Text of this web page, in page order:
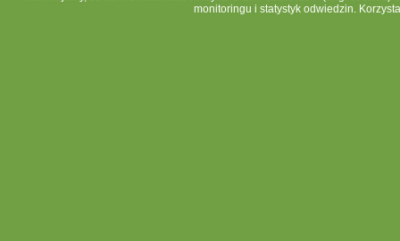
monitoringu i statystyk odwiedzin.